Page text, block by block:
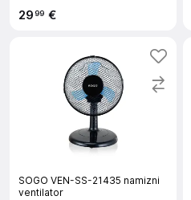
2999 €
SOGO VEN-SS-21435 namizni
ventilator